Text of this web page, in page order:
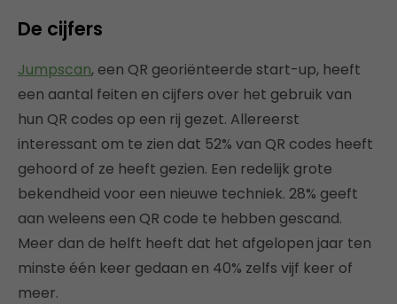
De cijfers
Jumpscan, een QR georiënteerde start-up, heeft
een aantal feiten en cijfers over het gebruik van
hun QR codes op een rij gezet. Allereerst
interessant om te zien dat 52% van QR codes heeft
gehoord of ze heeft gezien. Een redelijk grote
bekendheid voor een nieuwe techniek. 28% geeft
aan weleens een QR code te hebben gescand.
Meer dan de helft heeft dat het afgelopen jaar ten
minste één keer gedaan en 40% zelfs vijf keer of
meer.